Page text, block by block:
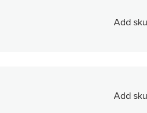
Add
Add